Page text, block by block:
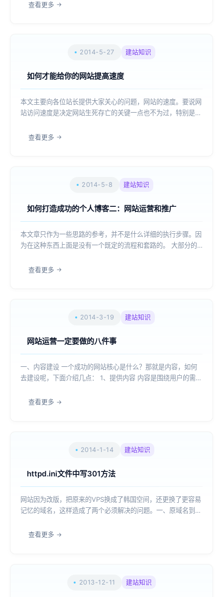
度，它的市场份额是大的，所以百度权重的高低很大程度上决定
查看更多
2014-5-27 建站知识
如何才能给你的网站提高速度
本文主要向各位站长提供大家关心的问题，网站的速度。要说网
站访问速度是决定网站生死存亡的关键一点也不为过，特别是针
好的体验，当然能够立即留住用户啦。这里就教大家如何提升网
查看更多
2014-5-8 建站知识
如何打造成功的个人博客二：网站运营和推广
本文章只作为一些思路的参考，并不是什么详细的执行步骤。因
为在这种东西上面是没有一个既定的流程和套路的。 大部分的
起来，运营和推广是重要的环节。为什么网站运营和推广会让人
查看更多
2014-3-19 建站知识
网站运营一定要做的八件事
一、内容建设 一个成功的网站核心是什么？那就是内容，如何
去建设呢，下面介绍几点： 1、提供内容 内容是围绕用户的需求
的需求.给用户提供有用的内容，这是主要的方向. 2、激励用户
查看更多
2014-1-14 建站知识
httpd.ini文件中写301方法
网站因为改版，把原来的VPS换成了韩国空间，还更换了更容易
记忆的域名，这样造成了两个必须解决的问题。一、原域名到新
名势必会造成搜索引擎的误判，轻则降权，重则K站。而且两个
查看更多
2013-12-11 建站知识